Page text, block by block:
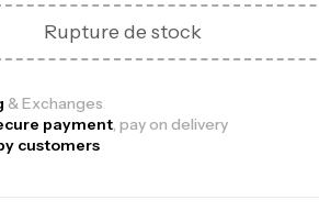
Rupture de stock
& Exchanges
payment, pay on delivery
customers
Creatine CREAPURE – 306 Gr –
USA